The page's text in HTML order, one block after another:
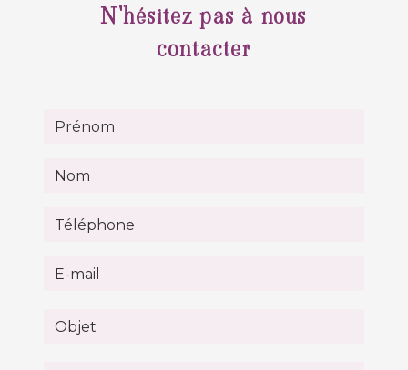
N'hésitez pas à nous
contacter